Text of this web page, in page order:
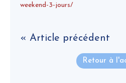
weekend-3-jours/
« Article précédent
Retour à